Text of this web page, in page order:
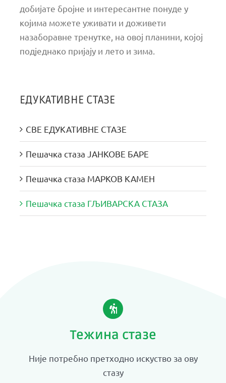
добијате бројне и интересантне понуде у
којима можете уживати и доживети
назаборавне тренутке, на овој планини, којој
подједнако пријају и лето и зима.
ЕДУКАТИВНЕ СТАЗЕ
СВЕ ЕДУКАТИВНЕ СТАЗЕ
Пешачка стаза ЈАНКОВЕ БАРЕ
Пешачка стаза МАРКОВ КАМЕН
Пешачка стаза ГЉИВАРСКА СТАЗА
Тежина стазе
Није потребно претходно искуство за ову
стазу